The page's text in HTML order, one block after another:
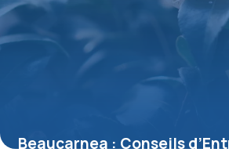
Beaucarnea : Conseils